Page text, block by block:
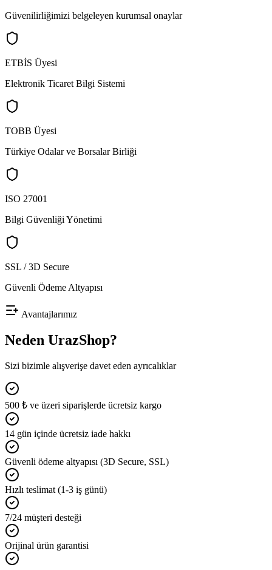
Güvenilirliğimizi belgeleyen kurumsal onaylar
ETBİS Üyesi
Elektronik Ticaret Bilgi Sistemi
TOBB Üyesi
Türkiye Odalar ve Borsalar Birliği
ISO 27001
Bilgi Güvenliği Yönetimi
SSL / 3D Secure
Güvenli Ödeme Altyapısı
Avantajlarımız
Neden UrazShop?
Sizi bizimle alışverişe davet eden ayrıcalıklar
500 ₺ ve üzeri siparişlerde ücretsiz kargo
14 gün içinde ücretsiz iade hakkı
Güvenli ödeme altyapısı (3D Secure, SSL)
Hızlı teslimat (1-3 iş günü)
7/24 müşteri desteği
Orijinal ürün garantisi